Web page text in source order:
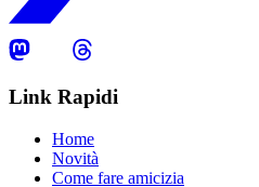
Link Rapidi
Home
Novità
Come fare amicizia